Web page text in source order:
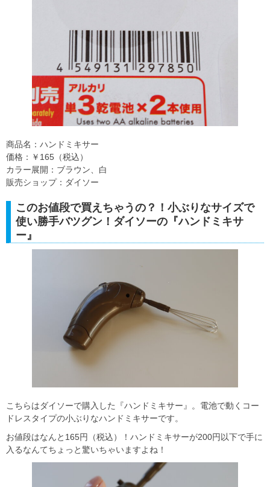
商品名：ハンドミキサー
価格：￥165（税込）
カラー展開：ブラウン、白
販売ショップ：ダイソー
このお値段で買えちゃうの？！小ぶりなサイズで
使い勝手バツグン！ダイソーの『ハンドミキサ
ー』
こちらはダイソーで購入した『ハンドミキサー』。電池で動くコー
ドレスタイプの小ぶりなハンドミキサーです。
お値段はなんと165円（税込）！ハンドミキサーが200円以下で手に
入るなんてちょっと驚いちゃいますよね！